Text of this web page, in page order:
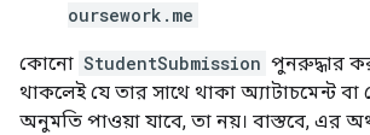
oursework.me
কোনো StudentSubmission পুনরুদ্ধার
থাকলেই যে তার সাথে থাকা অ্যাটাচমেন্ট বা
অনুমতি পাওয়া যাবে, তা নয়। বাস্তবে, এর